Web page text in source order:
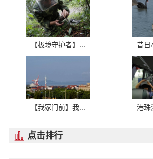
【极境守护者】... 昔日
【我家门前】我... 港珠
 点击排行